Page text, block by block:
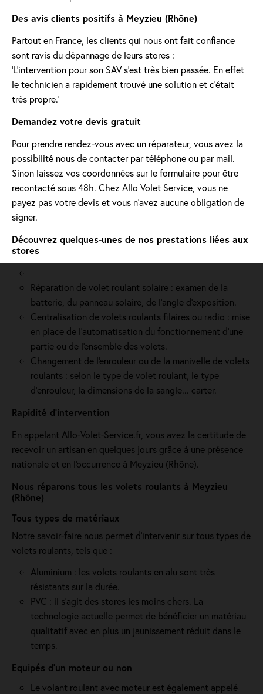
Des avis clients positifs à Meyzieu (Rhône)
Partout en France, les clients qui nous ont fait confiance
sont ravis du dépannage de leurs stores :
'L’intervention pour son SAV s’est très bien passée. En effet
le technicien a rapidement trouvé une solution et c’était
très propre.'
Demandez votre devis gratuit
Pour prendre rendez-vous avec un réparateur, vous avez la
possibilité nous de contacter par téléphone ou par mail.
Sinon laissez vos coordonnées sur le formulaire pour être
recontacté sous 48h. Chez Allo Volet Service, vous ne
payez pas votre devis et vous n'avez aucune obligation de
signer.
Découvrez quelques-unes de nos prestations liées aux
stores
Réparation de volet roulant solaire : examen de la
batterie, du panneau solaire, de l'angle d'exposition.
Centralisation de volets roulants filaires ou radio : mise
en place de l'automatisation du fonctionnement d’une
partie ou de l'ensemble des volets.
Changement de l'enrouleur ou de la manivelle de volets
roulants : selon le type de volet roulant, le type
d’enrouleur, la dimensions de la sangle... carter.
Rapidité d'intervention
En appelant Allo-Volet-Service.fr, vous avez la certitude de
recevoir un artisan en quelques jours grâce à une présence
nationale et en l'occurrence à Meyzieu (Rhône).
Nous réparons tous les volets roulants à Meyzieu
(Rhône)
Tous types de matériaux
Notre savoir-faire nous permet d'intervenir sur tous types de
volets roulants, tels que :
Aluminium : les volets roulants en alu sont très
résistants sur la durée.
PVC : il s'agit des stores les moins chers. La
technologie actuelle permet de bénéficier un matériau
qualitatif avec en plus un jaunissement réduit dans le
temps.
Equipés d'un moteur ou non
Le volant roulant avec moteur est également appelé